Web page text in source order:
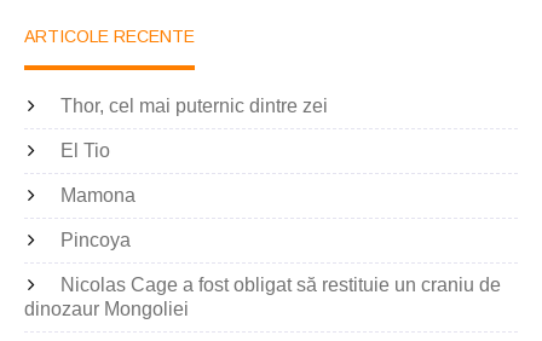
ARTICOLE RECENTE
Thor, cel mai puternic dintre zei
El Tio
Mamona
Pincoya
Nicolas Cage a fost obligat să restituie un craniu de
dinozaur Mongoliei